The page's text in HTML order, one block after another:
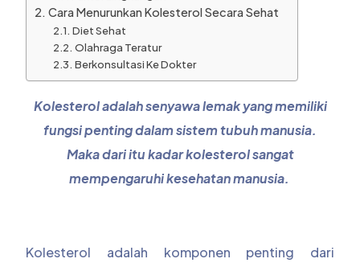
Cara Menurunkan Kolesterol Secara Sehat
Diet Sehat
Olahraga Teratur
Berkonsultasi Ke Dokter
Kolesterol adalah senyawa lemak yang memiliki
fungsi penting dalam sistem tubuh manusia.
Maka dari itu kadar kolesterol sangat
mempengaruhi kesehatan manusia.
Kolesterol adalah komponen penting dari